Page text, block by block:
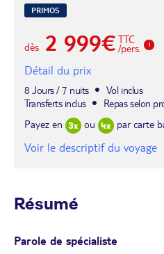
PRIMOS
dès 2 999€ TTC
/pers.
Détail du prix
8 Jours / 7 nuits
Vol inclus
Transferts inclus
Repas selon
Payez en
ou par carte
Voir le descriptif du voyage
Résumé
Parole de spécialiste